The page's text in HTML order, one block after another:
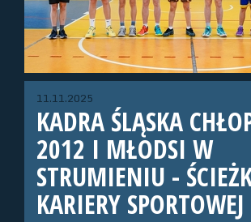
11.11.2025
KADRA ŚLĄSKA
2012 I MŁODSI W
STRUMIENIU -
KARIERY SPORTOWEJ